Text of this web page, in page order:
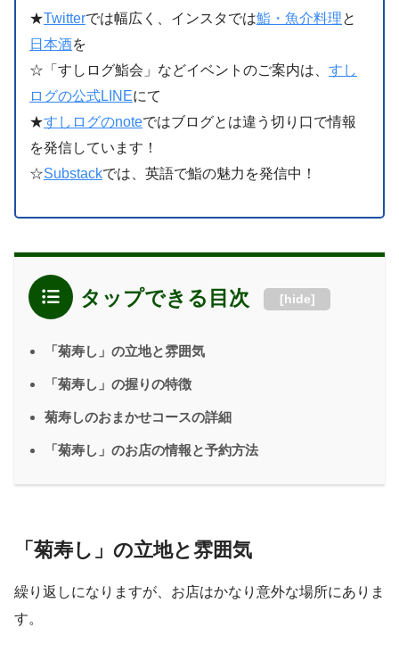
★Twitterでは幅広く、インスタでは鮨・魚介料理と
日本酒を
☆「すしログ鮨会」などイベントのご案内は、 すし
ログの公式LINEにて
★すしログのnoteではブログとは違う切り口で情報
を発信しています！
☆Substackでは、英語で鮨の魅力を発信中！
タップできる目次 [hide]
「菊寿し」の立地と雰囲気
「菊寿し」の握りの特徴
菊寿しのおまかせコースの詳細
「菊寿し」のお店の情報と予約方法
「菊寿し」の立地と雰囲気
繰り返しになりますが、お店はかなり意外な場所にありま
す。